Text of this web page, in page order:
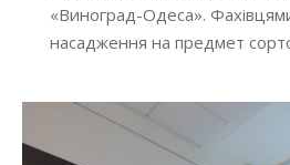
«Виноград-Одеса».
насадження на предмет